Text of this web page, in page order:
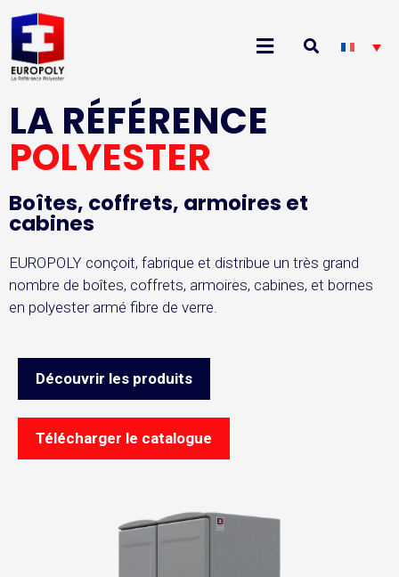
LA RÉFÉRENCE
POLYESTER
Boîtes, coffrets, armoires et
cabines
EUROPOLY conçoit, fabrique et distribue un très grand
nombre de boîtes, coffrets, armoires, cabines, et bornes
en polyester armé fibre de verre.
Découvrir les produits
Télécharger le catalogue